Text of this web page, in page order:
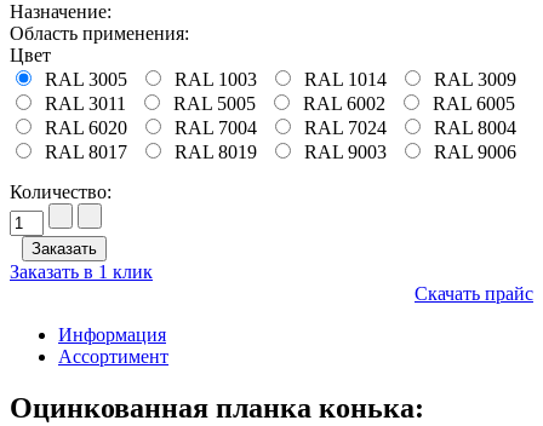
Назначение:
Область применения:
Цвет
RAL 3005
RAL 1003 RAL 1014
RAL 3009
RAL 3011
RAL 5005 RAL 6002
RAL 6005
RAL 6020
RAL 7004 RAL 7024
RAL 8004
RAL 8017
RAL 8019 RAL 9003
RAL 9006
Количество:
Заказать в 1 клик
Скачать прайс
Информация
Ассортимент
Оцинкованная планка конька: